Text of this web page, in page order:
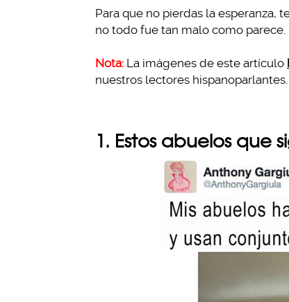
Para que no pierdas la esperanza,
no todo fue tan malo como parece.
Nota: La imágenes de este artículo
nuestros lectores hispanoparlantes.
1. Estos abuelos que